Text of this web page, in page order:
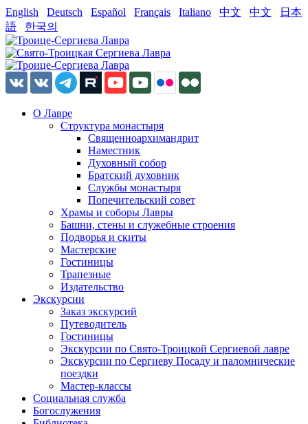
English Deutsch Español Français Italiano 中文 中文
日本
語
한국의
О Лавре
Структура монастыря
Священноархимандрит
Наместник
Духовный собор
Братский духовник
Службы монастыря
Попечительский совет
Храмы и соборы Лавры
Башни, стены и служебные строения
Подворья и скиты
Мастерские
Гостиницы
Трапезные
Издательство
Экскурсии
Заказ экскурсий
Путеводитель
Гостиницы
Экскурсии по Свято-Троицкой Сергиевой лавре
Экскурсии по Сергиеву Посаду и паломнические
поездки
Мастер-классы
Социальная служба
Богослужения